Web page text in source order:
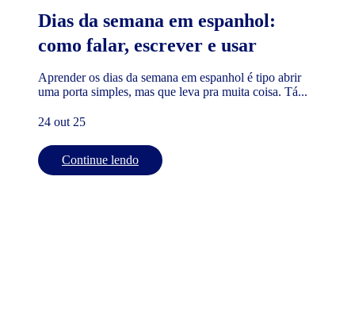
Dias da semana em espanhol:
como falar, escrever e usar
Aprender os dias da semana em espanhol é tipo abrir
uma porta simples, mas que leva pra muita coisa. Tá...
24 out 25
Continue lendo